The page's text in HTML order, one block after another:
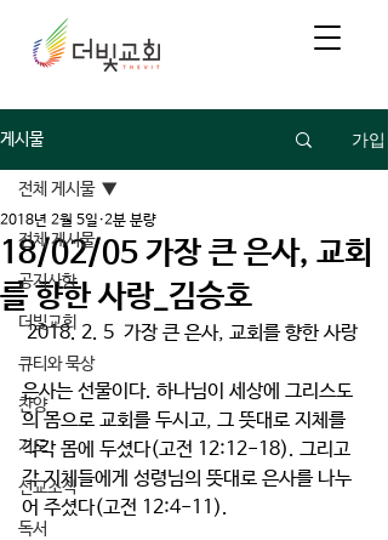
게시물 가입
전체 게시물
공지사항
더빛교회
큐티와 묵상
찬양
기도
선교소식
독서
전체 게시물
18/02/05 가장 큰 은사, 교회
를 향한 사랑_김승호
2018년 2월 5일 2분 분량
2018. 2. 5  가장 큰 은사, 교회를 향한 사랑
은사는 선물이다. 하나님이 세상에 그리스도
의 몸으로 교회를 두시고, 그 뜻대로 지체를
각각 몸에 두셨다(고전 12:12-18). 그리고
각 지체들에게 성령님의 뜻대로 은사를 나누
어 주셨다(고전 12:4-11).